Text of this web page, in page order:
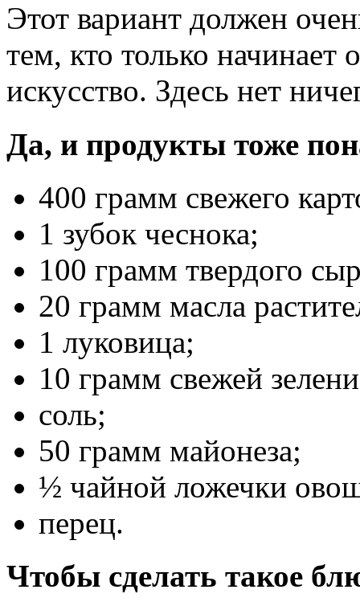
Этот вариант должен
тем, кто только начинает
искусство. Здесь нет
Да, и продукты тоже
400 грамм свежего
1 зубок чеснока;
100 грамм твердого
20 грамм масла
1 луковица;
10 грамм свежей
соль;
50 грамм майонеза;
½ чайной ложечки
перец.
Чтобы сделать такое